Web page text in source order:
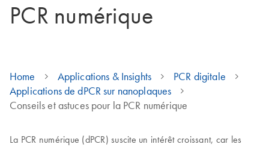
PCR numérique
Home Applications & Insights
PCR digitale
Applications de dPCR sur nanoplaques
Conseils et astuces pour la PCR numérique
La PCR numérique (dPCR) suscite un intérêt croissant, car les